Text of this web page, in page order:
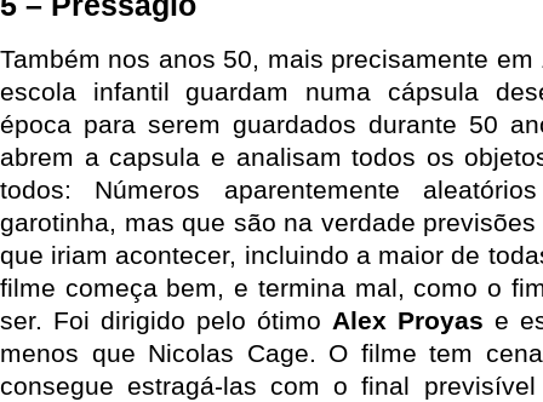
Também nos anos 50, mais precisamente
escola infantil guardam numa cápsula
época para serem guardados durante 50
abrem a capsula e analisam todos os
todos: Números aparentemente
garotinha, mas que são na verdade
que iriam acontecer, incluindo a maior de
filme começa bem, e termina mal, como o
ser. Foi dirigido pelo ótimo Alex Proyas e
menos que Nicolas Cage. O filme tem
consegue estragá-las com o final